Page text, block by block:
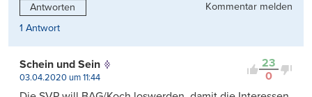
Antworten
Kommentar melden
1 Antwort
23
0
Schein und Sein
03.04.2020 um 11:44